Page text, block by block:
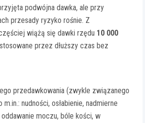
podwójna dawka, ale przy
przesady ryzyko rośnie. Z
wiążą się dawki rzędu 10 000
stosowane przez dłuższy czas bez
przedawkowania (zwykle związanego
nudności, osłabienie, nadmierne
moczu, bóle kości, w